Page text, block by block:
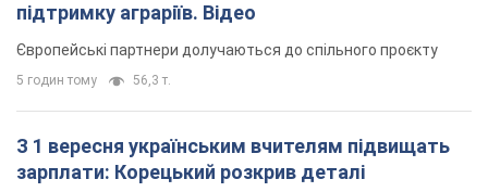
підтримку аграріїв. Відео
Європейські партнери долучаються до спільного проєкту
5 годин тому 56,3 т.
З 1 вересня українським вчителям підвищать
зарплати: Корецький розкрив деталі